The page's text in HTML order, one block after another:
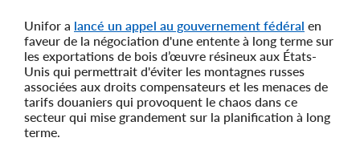
Unifor a lancé un appel au gouvernement fédéral en
faveur de la négociation d'une entente à long terme sur
les exportations de bois d’œuvre résineux aux États-
Unis qui permettrait d'éviter les montagnes russes
associées aux droits compensateurs et les menaces de
tarifs douaniers qui provoquent le chaos dans ce
secteur qui mise grandement sur la planification à long
terme.